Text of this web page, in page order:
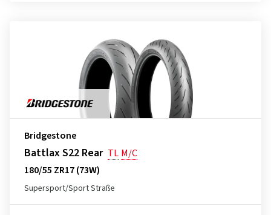
Bridgestone
Battlax S22 Rear TL M/C
180/55 ZR17 (73W)
Supersport/Sport Straße